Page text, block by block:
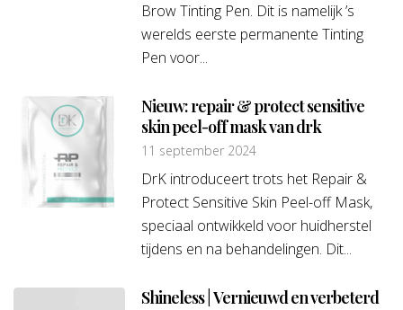
Brow Tinting Pen. Dit is namelijk ’s
werelds eerste permanente Tinting
Pen voor...
Nieuw: repair & protect sensitive
skin peel-off mask van drk
11 september 2024
DrK introduceert trots het Repair &
Protect Sensitive Skin Peel-off Mask,
speciaal ontwikkeld voor huidherstel
tijdens en na behandelingen. Dit...
Shineless | Vernieuwd en verbeterd